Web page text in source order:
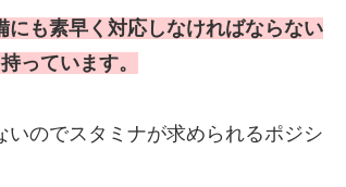
も素早く対応しなければならない
っています。
のでスタミナが求められるポジシ